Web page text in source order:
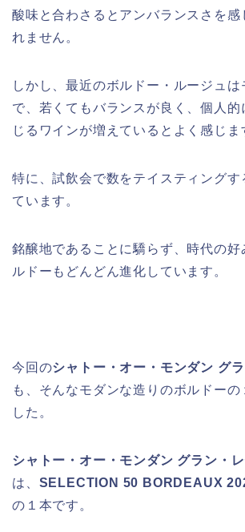
酸味と合わさるとアンバランスさを感
れません。
しかし、最近のボルドー・ルージュは
で、若くてもバランスが良く、個人的
じるワインが増えているとよく感じま
特に、試飲会で数をテイスティングす
ています。
銘醸地であることに驕らず、時代の好
ルドーもどんどん進化しています。
今回のシャトー・オー・モンダン グ
も、そんなモダンな造りのボルドーの
した。
シャトー・オー・モンダン グラン・
は、 SELECTION 50 BORDEAUX
の１本です。